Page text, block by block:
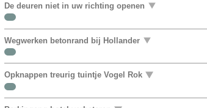
De deuren niet in uw richting openen
Wegwerken betonrand bij Hollander
Opknappen treurig tuintje Vogel Rok